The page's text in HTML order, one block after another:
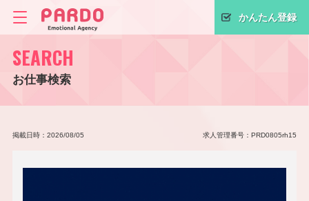
かんたん登録
SEARCH
お仕事検索
掲載日時：2026/08/05 求人管理番号：PRD0805rh15